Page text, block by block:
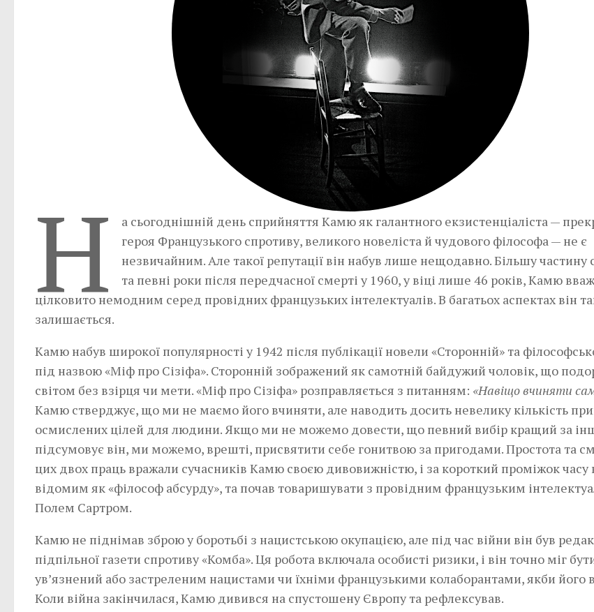
Н
а сьогоднішній день сприйняття Камю як галантного екзистенціаліста —
героя Французького спротиву, великого новеліста й чудового філософа — не є
незвичайним. Але такої репутації він набув лише нещодавно. Більшу частину
та певні роки після передчасної смерті у 1960, у віці лише 46 років, Камю
цілковито немодним серед провідних французьких інтелектуалів. В багатьох аспектах він
залишається.
Камю набув широкої популярності у 1942 після публікації новели «Сторонній» та
під назвою «Міф про Сізіфа». Сторонній зображений як самотній байдужий чоловік, що
світом без взірця чи мети. «Міф про Сізіфа» розправляється з питанням: «Навіщо вчиняти
Камю стверджує, що ми не маємо його вчиняти, але наводить досить невелику кількість
осмислених цілей для людини. Якщо ми не можемо довести, що певний вибір кращий за
підсумовує він, ми можемо, врешті, присвятити себе гонитвою за пригодами. Простота та
цих двох праць вражали сучасників Камю своєю дивовижністю, і за короткий проміжок часу
відомим як «філософ абсурду», та почав товаришувати з провідним французьким
Полем Сартром.
Камю не піднімав зброю у боротьбі з нацистською окупацією, але під час війни він був
підпільної газети спротиву «Комба». Ця робота включала особисті ризики, і він точно міг
ув’язнений або застреленим нацистами чи їхніми французькими колаборантами, якби його
Коли війна закінчилася, Камю дивився на спустошену Європу та рефлексував.